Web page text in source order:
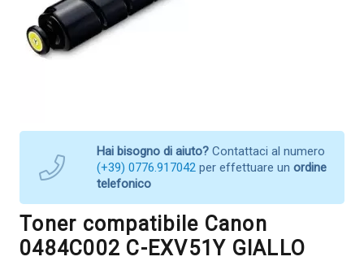
Hai bisogno di aiuto? Contattaci al numero
(+39) 0776.917042 per effettuare un ordine
telefonico
Toner compatibile Canon
0484C002 C-EXV51Y GIALLO